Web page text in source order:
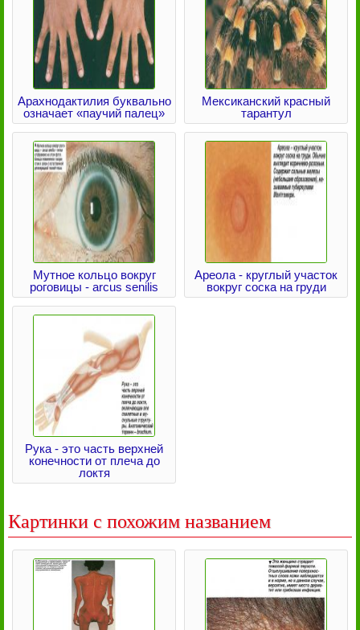
Арахнодактилия буквально
означает «паучий палец»
Мексиканский красный
тарантул
Мутное кольцо вокруг
роговицы - arcus senilis
Ареола - круглый участок
вокруг соска на груди
Рука - это часть верхней
конечности от плеча до
локтя
Картинки с похожим названием